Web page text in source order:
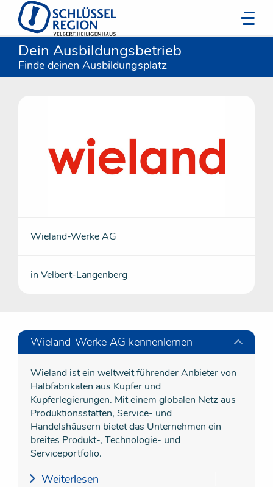
Dein Ausbildungsbetrieb
Finde deinen Ausbildungsplatz
Wieland-Werke AG
in Velbert-Langenberg
Wieland-Werke AG kennenlernen
Wieland ist ein weltweit führender Anbieter von
Halbfabrikaten aus Kupfer und
Kupferlegierungen. Mit einem globalen Netz aus
Produktionsstätten, Service- und
Handelshäusern bietet das Unternehmen ein
breites Produkt-, Technologie- und
Serviceportfolio.
Weiterlesen